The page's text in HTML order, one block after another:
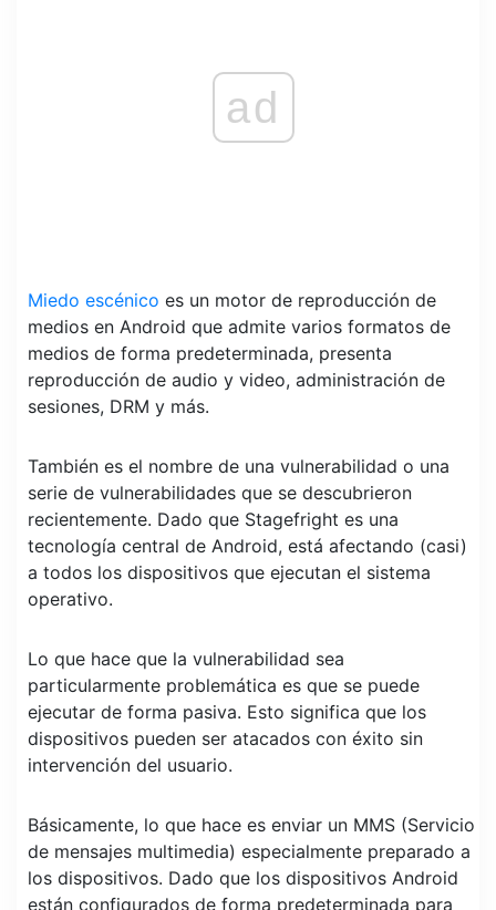
ad
Miedo escénico es un motor de reproducción de
medios en Android que admite varios formatos de
medios de forma predeterminada, presenta
reproducción de audio y video, administración de
sesiones, DRM y más.
También es el nombre de una vulnerabilidad o una
serie de vulnerabilidades que se descubrieron
recientemente. Dado que Stagefright es una
tecnología central de Android, está afectando (casi)
a todos los dispositivos que ejecutan el sistema
operativo.
Lo que hace que la vulnerabilidad sea
particularmente problemática es que se puede
ejecutar de forma pasiva. Esto significa que los
dispositivos pueden ser atacados con éxito sin
intervención del usuario.
Básicamente, lo que hace es enviar un MMS (Servicio
de mensajes multimedia) especialmente preparado a
los dispositivos. Dado que los dispositivos Android
están configurados de forma predeterminada para